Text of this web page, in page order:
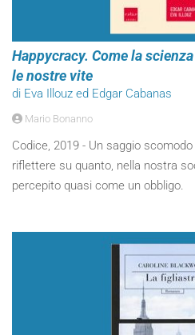
Happycracy. Come la
le nostre vite
di Eva Illouz ed Edgar Cabanas
Mario Bonanno
Codice, 2019 - Un saggio
riflettere su quanto, nella nostra
percepito quasi come un obbligo.